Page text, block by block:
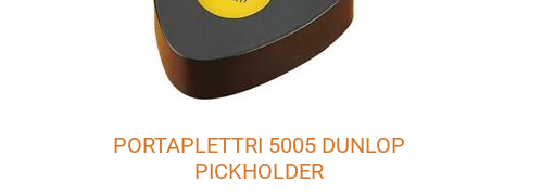
PORTAPLETTRI 5005 DUNLOP
PICKHOLDER